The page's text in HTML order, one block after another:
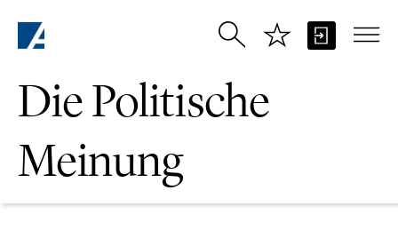
Die Politische
Meinung